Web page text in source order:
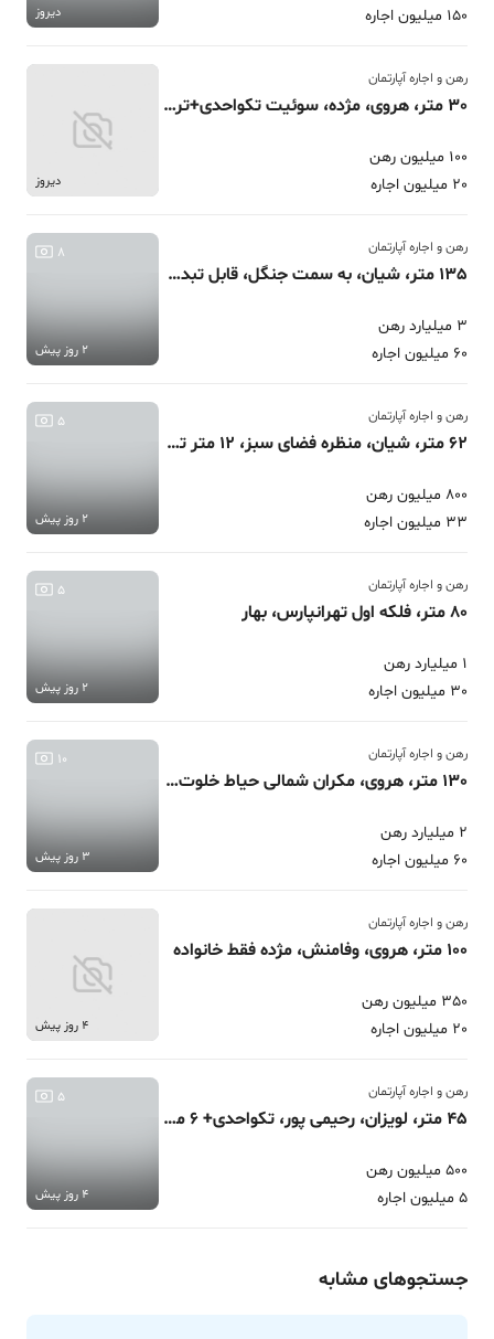
150 میلیون اجاره
دیروز
رهن و اجاره آپارتمان
30 متر، هروی، مژده، سوئیت تکواحدی+تراس
100 میلیون رهن
20 میلیون اجاره
دیروز
رهن و اجاره آپارتمان
135 متر، شیان، به سمت جنگل، قابل تبدیل
3 میلیارد رهن
60 میلیون اجاره
8
2 روز پیش
رهن و اجاره آپارتمان
62 متر، شیان، منظره فضای سبز، 12 متر تراس
800 میلیون رهن
33 میلیون اجاره
5
2 روز پیش
رهن و اجاره آپارتمان
80 متر، فلکه اول تهرانپارس، بهار
1 میلیارد رهن
30 میلیون اجاره
5
2 روز پیش
رهن و اجاره آپارتمان
130 متر، هروی، مکران شمالی حیاط خلوت قابل تبدیل
2 میلیارد رهن
60 میلیون اجاره
10
3 روز پیش
رهن و اجاره آپارتمان
100 متر، هروی، وفامنش، مژده فقط خانواده
350 میلیون رهن
20 میلیون اجاره
4 روز پیش
رهن و اجاره آپارتمان
45 متر، لویزان، رحیمی پور، تکواحدی+ 6 متر تراس
500 میلیون رهن
5 میلیون اجاره
5
4 روز پیش
جستجوهای مشابه